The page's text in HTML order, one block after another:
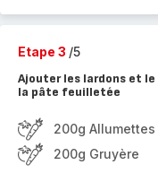
Etape 3 /5
Ajouter les lardons et
la pâte feuilletée
200g
200g Gruyère